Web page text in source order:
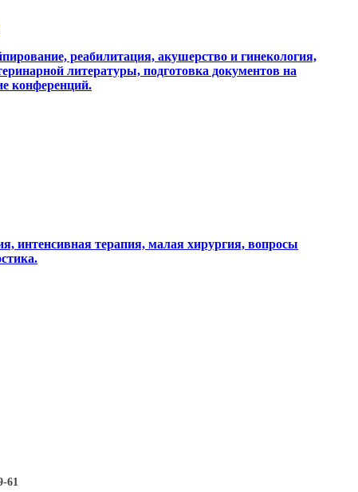
реабилитация, акушерство и гинекология,
литературы, подготовка документов на
конференций.
интенсивная терапия, малая хирургия, вопросы
61